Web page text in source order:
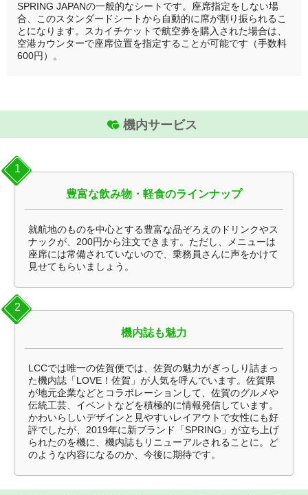
SPRING JAPANの一般的なシートです。座席指定をしない場
合、このスタンダードシートから自動的に席が割り振られるこ
とになります。スカイチケットで航空券を購入された場合は、
空港カウンターで座席位置を指定することが可能です（手数料
600円）。
機内サービス
1
豊富な飲み物・軽食のラインナップ
就航地のものを中心とする豊富な品ぞろえのドリンクやス
ナックが、200円から注文できます。ただし、メニューは
座席には常備されていないので、乗務員さんに声をかけて
見せてもらいましょう。
2
機内誌も魅力
LCCでは唯一の佐賀便では、佐賀の魅力がぎっしり詰まっ
た機内誌「LOVE！佐賀」が人気を呼んでいます。佐賀県
が地元企業などとコラボレーションして、佐賀のグルメや
伝統工芸、イベントなどを積極的に情報発信しています。
かわいらしいデザインと見やすいレイアウトで女性にも好
評でしたが、2019年に新ブランド「SPRING」が立ち上げ
られたのを機に、機内誌もリニューアルされることに。ど
のような内容になるのか、今後に期待です。